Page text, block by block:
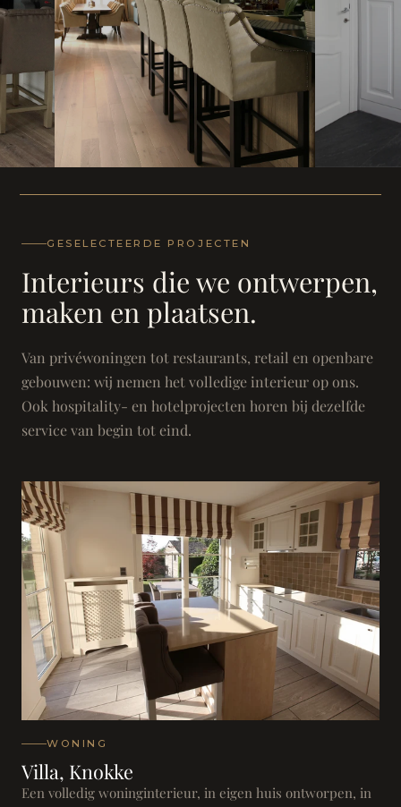
Landhuis - Grimbergen
GESELECTEERDE PROJECTEN
Interieurs die we ontwerpen,
maken en plaatsen.
Van privéwoningen tot restaurants, retail en openbare
gebouwen: wij nemen het volledige interieur op ons.
Ook hospitality- en hotelprojecten horen bij dezelfde
service van begin tot eind.
WONING
Villa, Knokke
Een volledig woninginterieur, in eigen huis ontworpen, in